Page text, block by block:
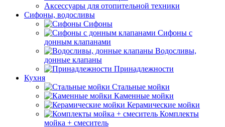
Аксессуары для отопительной техники
Сифоны, водосливы
Сифоны
Сифоны с
донным клапанами
Водосливы,
донные клапаны
Принадлежности
Кухня
Стальные мойки
Каменные мойки
Керамические мойки
Комплекты
мойка + смеситель